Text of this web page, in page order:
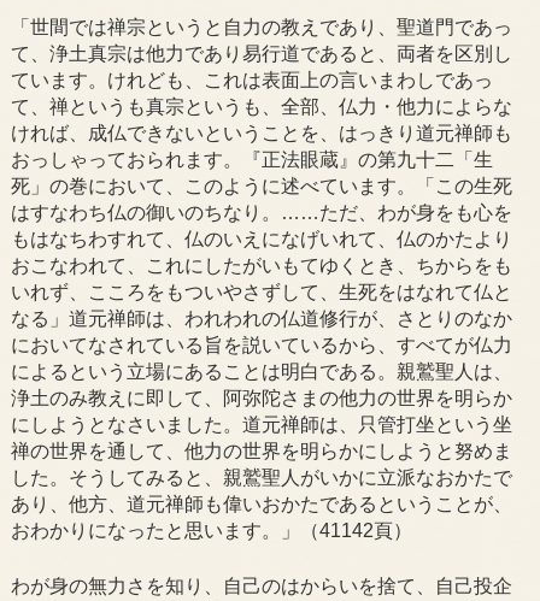
「世間では禅宗というと自力の教えであり、聖道門であっ
て、浄土真宗は他力であり易行道であると、両者を区別し
ています。けれども、これは表面上の言いまわしであっ
て、禅というも真宗というも、全部、仏力・他力によらな
ければ、成仏できないということを、はっきり道元禅師も
おっしゃっておられます。『正法眼蔵』の第九十二「生
死」の巻において、このように述べています。「この生死
はすなわち仏の御いのちなり。……ただ、わが身をも心を
もはなちわすれて、仏のいえになげいれて、仏のかたより
おこなわれて、これにしたがいもてゆくとき、ちからをも
いれず、こころをもついやさずして、生死をはなれて仏と
なる」道元禅師は、われわれの仏道修行が、さとりのなか
においてなされている旨を説いているから、すべてが仏力
によるという立場にあることは明白である。親鷲聖人は、
浄土のみ教えに即して、阿弥陀さまの他力の世界を明らか
にしようとなさいました。道元禅師は、只管打坐という坐
禅の世界を通して、他力の世界を明らかにしようと努めま
した。そうしてみると、親鷲聖人がいかに立派なおかたで
あり、他方、道元禅師も偉いおかたであるということが、
おわかりになったと思います。」（41142頁）
わが身の無力さを知り、自己のはからいを捨て、自己投企